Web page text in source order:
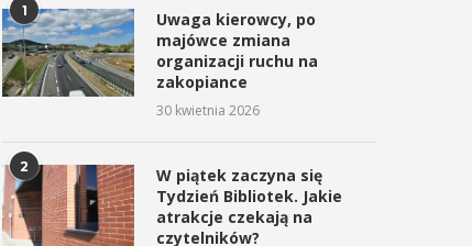
1
Uwaga kierowcy, po
majówce zmiana
organizacji ruchu na
zakopiance
30 kwietnia 2026
2
W piątek zaczyna się
Tydzień Bibliotek. Jakie
atrakcje czekają na
czytelników?